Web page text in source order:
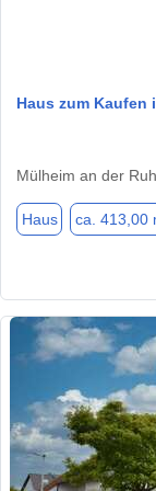
Haus zum Kaufen
Mülheim an der
Haus ca. 413,00